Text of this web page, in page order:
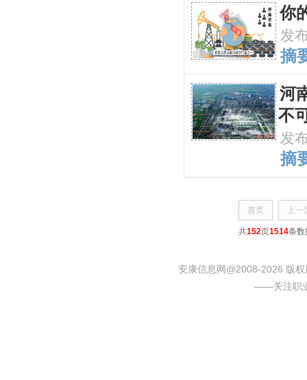
你
发
摘
河
不
发
摘
首页 上一
共152页1514条数
安康信息网@2008-2026 版
——关注职